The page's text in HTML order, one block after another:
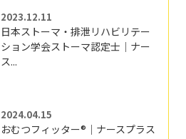
2023.12.11
日本ストーマ・排泄リハビリテー
ション学会ストーマ認定士｜ナー
ス...
2024.04.15
おむつフィッター®｜ナースプラス